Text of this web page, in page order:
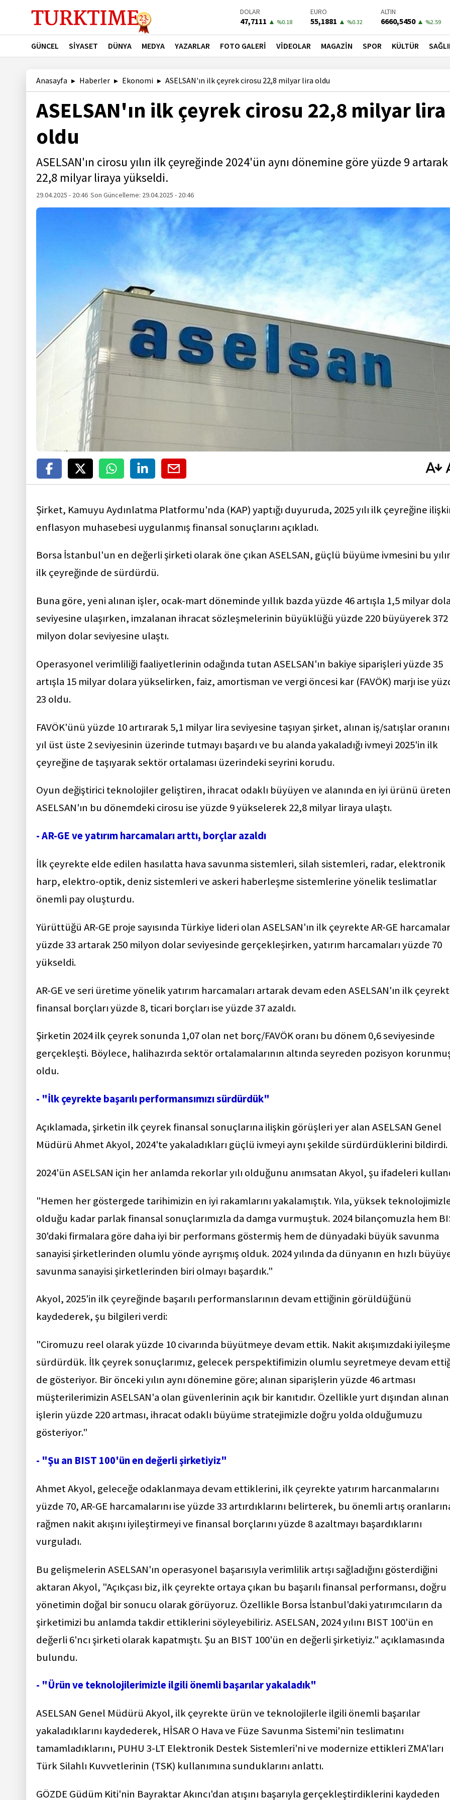
DOLAR
47,7111 ▲ %0.18
EURO
55,1881 ▲ %0.32
ALTIN
6660,5450 ▲ %2.59
BIST-100
13779,39 ▼ %-0.14
PETROL
81,4900▼ %-1.56
BONO
41,3000 ▼ %-0.55
GÜNCEL SİYASET DÜNYA MEDYA YAZARLAR FOTO GALERİ VİDEOLAR MAGAZİN SPOR KÜLTÜR
Anasayfa Haberler Ekonomi ASELSAN'ın ilk çeyrek cirosu 22,8 milyar lira oldu
ASELSAN'ın ilk çeyrek cirosu 22,8 milyar lira
oldu
ASELSAN'ın cirosu yılın ilk çeyreğinde 2024'ün aynı dönemine göre yüzde 9 artarak
22,8 milyar liraya yükseldi.
29.04.2025 - 20:46 Son Güncelleme: 29.04.2025 - 20:46
Şirket, Kamuyu Aydınlatma Platformu'nda (KAP) yaptığı duyuruda, 2025 yılı ilk çeyreğine
enflasyon muhasebesi uygulanmış finansal sonuçlarını açıkladı.
Borsa İstanbul'un en değerli şirketi olarak öne çıkan ASELSAN, güçlü büyüme ivmesini bu
ilk çeyreğinde de sürdürdü.
Buna göre, yeni alınan işler, ocak-mart döneminde yıllık bazda yüzde 46 artışla 1,5 milyar
seviyesine ulaşırken, imzalanan ihracat sözleşmelerinin büyüklüğü yüzde 220 büyüyerek 372
milyon dolar seviyesine ulaştı.
Operasyonel verimliliği faaliyetlerinin odağında tutan ASELSAN'ın bakiye siparişleri yüzde 35
artışla 15 milyar dolara yükselirken, faiz, amortisman ve vergi öncesi kar (FAVÖK) marjı ise
23 oldu.
FAVÖK'ünü yüzde 10 artırarak 5,1 milyar lira seviyesine taşıyan şirket, alınan iş/satışlar
yıl üst üste 2 seviyesinin üzerinde tutmayı başardı ve bu alanda yakaladığı ivmeyi 2025'in ilk
çeyreğine de taşıyarak sektör ortalaması üzerindeki seyrini korudu.
Oyun değiştirici teknolojiler geliştiren, ihracat odaklı büyüyen ve alanında en iyi ürünü üreten
ASELSAN'ın bu dönemdeki cirosu ise yüzde 9 yükselerek 22,8 milyar liraya ulaştı.
- AR-GE ve yatırım harcamaları arttı, borçlar azaldı
İlk çeyrekte elde edilen hasılatta hava savunma sistemleri, silah sistemleri, radar, elektronik
harp, elektro-optik, deniz sistemleri ve askeri haberleşme sistemlerine yönelik teslimatlar
önemli pay oluşturdu.
Yürüttüğü AR-GE proje sayısında Türkiye lideri olan ASELSAN'ın ilk çeyrekte AR-GE
yüzde 33 artarak 250 milyon dolar seviyesinde gerçekleşirken, yatırım harcamaları yüzde 70
yükseldi.
AR-GE ve seri üretime yönelik yatırım harcamaları artarak devam eden ASELSAN'ın ilk
finansal borçları yüzde 8, ticari borçları ise yüzde 37 azaldı.
Şirketin 2024 ilk çeyrek sonunda 1,07 olan net borç/FAVÖK oranı bu dönem 0,6 seviyesinde
gerçekleşti. Böylece, halihazırda sektör ortalamalarının altında seyreden pozisyon
oldu.
- "İlk çeyrekte başarılı performansımızı sürdürdük"
Açıklamada, şirketin ilk çeyrek finansal sonuçlarına ilişkin görüşleri yer alan ASELSAN Genel
Müdürü Ahmet Akyol, 2024'te yakaladıkları güçlü ivmeyi aynı şekilde sürdürdüklerini bildirdi.
2024'ün ASELSAN için her anlamda rekorlar yılı olduğunu anımsatan Akyol, şu ifadeleri
"Hemen her göstergede tarihimizin en iyi rakamlarını yakalamıştık. Yıla, yüksek
olduğu kadar parlak finansal sonuçlarımızla da damga vurmuştuk. 2024 bilançomuzla hem
30'daki firmalara göre daha iyi bir performans göstermiş hem de dünyadaki büyük savunma
sanayisi şirketlerinden olumlu yönde ayrışmış olduk. 2024 yılında da dünyanın en hızlı
savunma sanayisi şirketlerinden biri olmayı başardık."
Akyol, 2025'in ilk çeyreğinde başarılı performanslarının devam ettiğinin görüldüğünü
kaydederek, şu bilgileri verdi:
"Ciromuzu reel olarak yüzde 10 civarında büyütmeye devam ettik. Nakit akışımızdaki
sürdürdük. İlk çeyrek sonuçlarımız, gelecek perspektifimizin olumlu seyretmeye devam
de gösteriyor. Bir önceki yılın aynı dönemine göre; alınan siparişlerin yüzde 46 artması
müşterilerimizin ASELSAN'a olan güvenlerinin açık bir kanıtıdır. Özellikle yurt dışından alınan
işlerin yüzde 220 artması, ihracat odaklı büyüme stratejimizle doğru yolda olduğumuzu
gösteriyor."
- "Şu an BIST 100'ün en değerli şirketiyiz"
Ahmet Akyol, geleceğe odaklanmaya devam ettiklerini, ilk çeyrekte yatırım harcanmalarını
yüzde 70, AR-GE harcamalarını ise yüzde 33 artırdıklarını belirterek, bu önemli artış
rağmen nakit akışını iyileştirmeyi ve finansal borçlarını yüzde 8 azaltmayı başardıklarını
vurguladı.
Bu gelişmelerin ASELSAN'ın operasyonel başarısıyla verimlilik artışı sağladığını gösterdiğini
aktaran Akyol, "Açıkçası biz, ilk çeyrekte ortaya çıkan bu başarılı finansal performansı, doğru
yönetimin doğal bir sonucu olarak görüyoruz. Özellikle Borsa İstanbul'daki yatırımcıların da
şirketimizi bu anlamda takdir ettiklerini söyleyebiliriz. ASELSAN, 2024 yılını BIST 100'ün en
değerli 6'ncı şirketi olarak kapatmıştı. Şu an BIST 100'ün en değerli şirketiyiz." açıklamasında
bulundu.
- "Ürün ve teknolojilerimizle ilgili önemli başarılar yakaladık"
ASELSAN Genel Müdürü Akyol, ilk çeyrekte ürün ve teknolojilerle ilgili önemli başarılar
yakaladıklarını kaydederek, HİSAR O Hava ve Füze Savunma Sistemi'nin teslimatını
tamamladıklarını, PUHU 3-LT Elektronik Destek Sistemleri'ni ve modernize ettikleri ZMA'ları
Türk Silahlı Kuvvetlerinin (TSK) kullanımına sunduklarını anlattı.
GÖZDE Güdüm Kiti'nin Bayraktar Akıncı'dan atışını başarıyla gerçekleştirdiklerini kaydeden